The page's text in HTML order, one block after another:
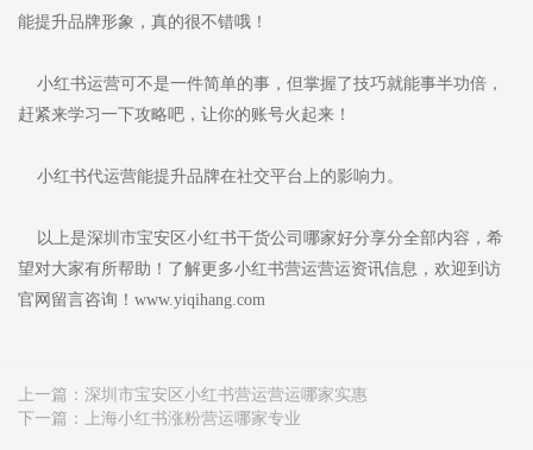
能提升品牌形象，真的很不错哦！
小红书运营可不是一件简单的事，但掌握了技巧就能事半功倍，
赶紧来学习一下攻略吧，让你的账号火起来！
小红书代运营能提升品牌在社交平台上的影响力。
以上是深圳市宝安区小红书干货公司哪家好分享分全部内容，希
望对大家有所帮助！了解更多小红书营运营运资讯信息，欢迎到访
官网留言咨询！www.yiqihang.com
上一篇： 深圳市宝安区小红书营运营运哪家实惠
下一篇：
上海小红书涨粉营运哪家专业